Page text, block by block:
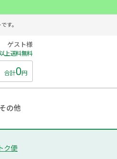
す。
ゲスト様
上送料無料
合計0円
その他
ク便